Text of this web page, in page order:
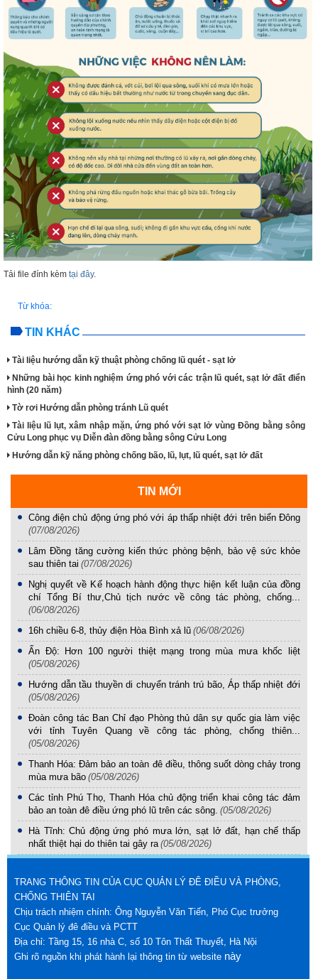
Tải file đính kèm tại đây.
Từ khóa:
TIN KHÁC
Tài liệu hướng dẫn kỹ thuật phòng chống lũ quét - sạt lở
Những bài học kinh nghiệm ứng phó với các trận lũ quét, sạt lở đất điển
hình (20 năm)
Tờ rơi Hướng dẫn phòng tránh Lũ quét
Tài liệu lũ lụt, xâm nhập mặn, ứng phó với sạt lở vùng Đồng bằng sông
Cửu Long phục vụ Diễn đàn đồng bằng sông Cửu Long
Hướng dẫn kỹ năng phòng chống bão, lũ, lụt, lũ quét, sạt lở đất
TIN MỚI
Công điện chủ động ứng phó với áp thấp nhiệt đới trên biển Đông
(07/08/2026)
Lâm Đồng tăng cường kiến thức phòng bệnh, bảo vệ sức khỏe
sau thiên tai (07/08/2026)
Nghị quyết về Kế hoạch hành động thực hiện kết luận của đồng
chí Tổng Bí thư,Chủ tịch nước về công tác phòng, chống...
(06/08/2026)
16h chiều 6-8, thủy điện Hòa Bình xả lũ (06/08/2026)
Ấn Độ: Hơn 100 người thiệt mạng trong mùa mưa khốc liệt
(05/08/2026)
Hướng dẫn tầu thuyền di chuyển tránh trú bão, Áp thấp nhiệt đới
(05/08/2026)
Đoàn công tác Ban Chỉ đạo Phòng thủ dân sự quốc gia làm việc
với tỉnh Tuyên Quang về công tác phòng, chống thiên...
(05/08/2026)
Thanh Hóa: Đảm bảo an toàn đê điều, thông suốt dòng chảy trong
mùa mưa bão (05/08/2026)
Các tỉnh Phú Thọ, Thanh Hóa chủ động triển khai công tác đảm
bảo an toàn đê điều ứng phó lũ trên các sông. (05/08/2026)
Hà Tĩnh: Chủ động ứng phó mưa lớn, sạt lở đất, hạn chế thấp
nhất thiệt hại do thiên tai gây ra (05/08/2026)
TRANG THÔNG TIN CỦA CỤC QUẢN LÝ ĐÊ ĐIỀU VÀ PHÒNG,
CHỐNG THIÊN TAI
Chịu trách nhiệm chính: Ông Nguyễn Văn Tiến, Phó Cục trưởng
Cục Quản lý đê điều và PCTT
Địa chỉ: Tầng 15, 16 nhà C, số 10 Tôn Thất Thuyết, Hà Nội
Ghi rõ nguồn khi phát hành lại thông tin từ website này